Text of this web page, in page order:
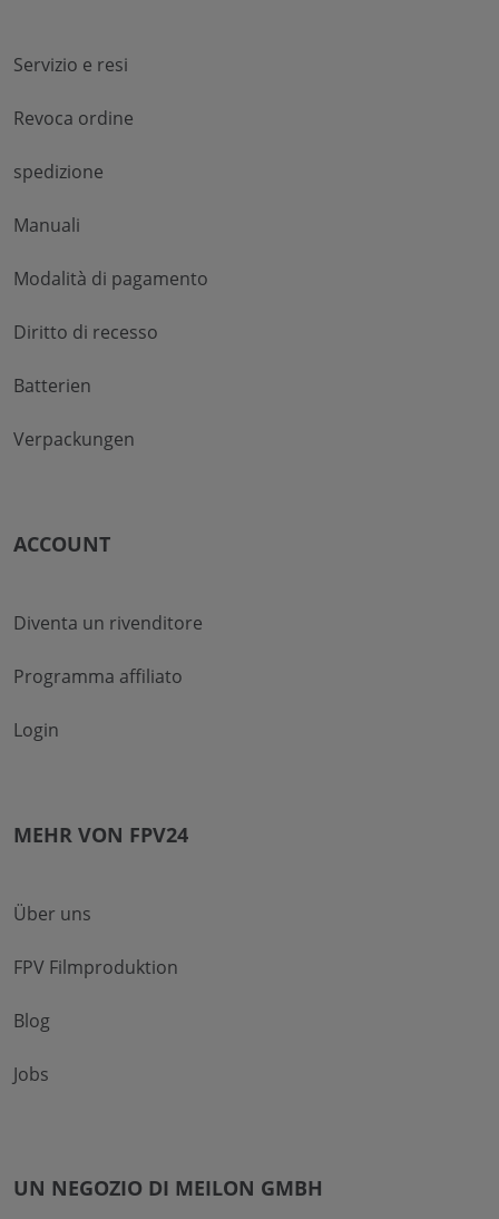
Servizio e resi
Revoca ordine
spedizione
Manuali
Modalità di pagamento
Diritto di recesso
Batterien
Verpackungen
ACCOUNT
Diventa un rivenditore
Programma affiliato
Login
MEHR VON FPV24
Über uns
FPV Filmproduktion
Blog
Jobs
UN NEGOZIO DI MEILON GMBH